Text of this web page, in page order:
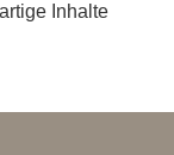
Inhalte